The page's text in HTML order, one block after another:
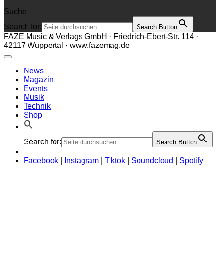
Suche
Search for:
Search Button
FAZE Music & Verlags GmbH · Friedrich-Ebert-Str. 114 ·
42117 Wuppertal · www.fazemag.de
News
Magazin
Events
Musik
Technik
Shop
Search for: Search Button
Facebook Instagram Tiktok Soundcloud Spotify